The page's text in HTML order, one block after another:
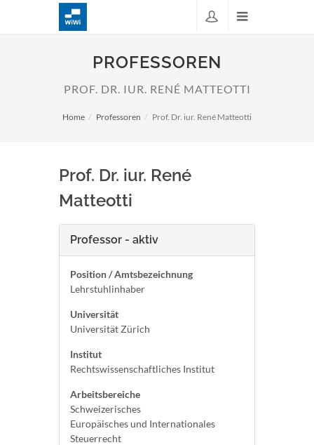
PROFESSOREN
PROF. DR. IUR. RENÉ MATTEOTTI
Home Professoren Prof. Dr. iur. René Matteotti
Prof. Dr. iur. René
Matteotti
Professor - aktiv
Position / Amtsbezeichnung
Lehrstuhlinhaber
Universität
Universität Zürich
Institut
Rechtswissenschaftliches Institut
Arbeitsbereiche
Schweizerisches
Europäisches und Internationales
Steuerrecht